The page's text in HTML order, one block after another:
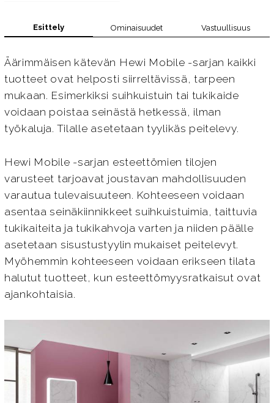
Esittely Ominaisuudet Vastuullisuus
Äärimmäisen kätevän Hewi Mobile -sarjan kaikki
tuotteet ovat helposti siirreltävissä, tarpeen
mukaan. Esimerkiksi suihkuistuin tai tukikaide
voidaan poistaa seinästä hetkessä, ilman
työkaluja. Tilalle asetetaan tyylikäs peitelevy.
Hewi Mobile -sarjan esteettömien tilojen
varusteet tarjoavat joustavan mahdollisuuden
varautua tulevaisuuteen. Kohteeseen voidaan
asentaa seinäkiinnikkeet suihkuistuimia, taittuvia
tukikaiteita ja tukikahvoja varten ja niiden päälle
asetetaan sisustustyylin mukaiset peitelevyt.
Myöhemmin kohteeseen voidaan erikseen tilata
halutut tuotteet, kun esteettömyysratkaisut ovat
ajankohtaisia.